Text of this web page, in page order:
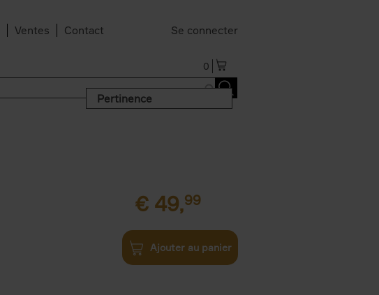
Ventes Contact Se connecter
0
Pertinence
€ 49,99
Ajouter au panier